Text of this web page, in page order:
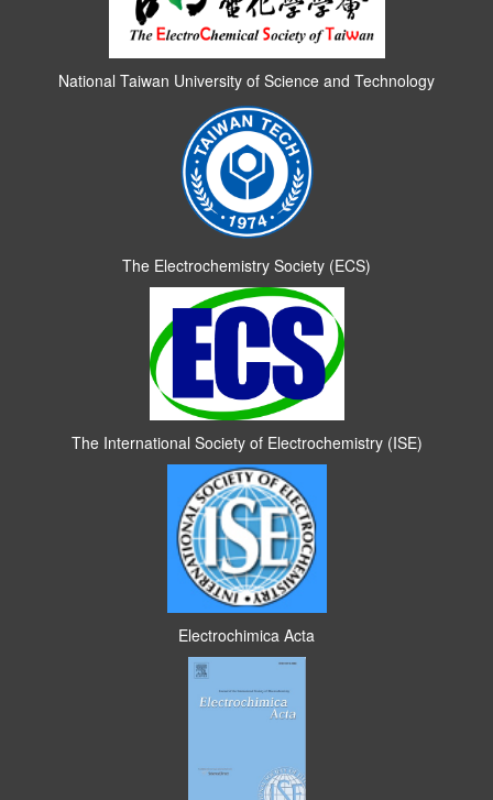
National Taiwan University of Science and Technology
The Electrochemistry Society (ECS)
The International Society of Electrochemistry (ISE)
Electrochimica Acta